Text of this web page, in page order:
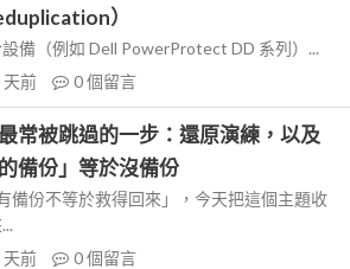
）
備（例如 Dell PowerProtect DD 系列）...
天前 0個留言
常被跳過的一步：還原演練，以及
備份」等於沒備份
備份不等於救得回來」，今天把這個主題收
天前 0個留言